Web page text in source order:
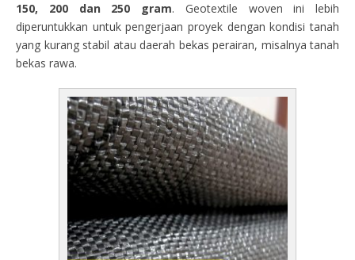
150, 200 dan 250 gram. Geotextile woven ini lebih
diperuntukkan untuk pengerjaan proyek dengan kondisi tanah
yang kurang stabil atau daerah bekas perairan, misalnya tanah
bekas rawa.